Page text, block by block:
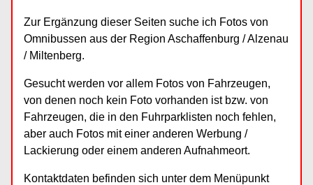
Zur Ergänzung dieser Seiten suche ich Fotos von
Omnibussen aus der Region Aschaffenburg / Alzenau
/ Miltenberg.
Gesucht werden vor allem Fotos von Fahrzeugen,
von denen noch kein Foto vorhanden ist bzw. von
Fahrzeugen, die in den Fuhrparklisten noch fehlen,
aber auch Fotos mit einer anderen Werbung /
Lackierung oder einem anderen Aufnahmeort.
Kontaktdaten befinden sich unter dem Menüpunkt